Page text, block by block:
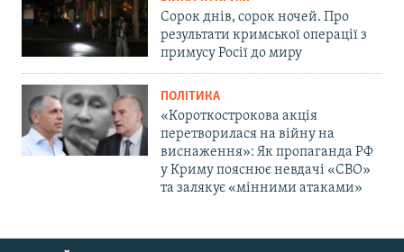
Сорок днів, сорок ночей. Про
результати кримської операції з
примусу Росії до миру
ПОЛІТИКА
«Короткострокова акція
перетворилася на війну на
виснаження»: Як пропаганда РФ
у Криму пояснює невдачі «СВО»
та залякує «мінними атаками»